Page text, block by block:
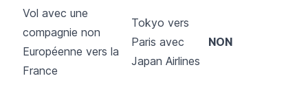
Vol avec une
compagnie non
Européenne vers la
France
Tokyo vers
Paris avec
Japan Airlines
NON